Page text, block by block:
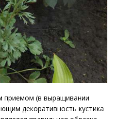
приемом (в выращивании
декоративность кустика